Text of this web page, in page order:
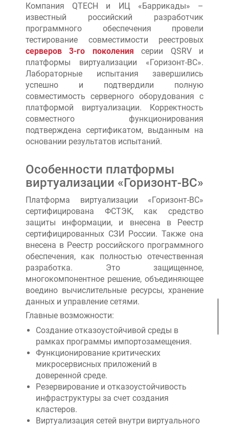
Компания QTECH и ИЦ «Баррикады» –
известный российский разработчик
программного обеспечения провели
тестирование совместимости реестровых
серверов 3-го поколения серии QSRV и
платформы виртуализации «Горизонт-ВС».
Лабораторные испытания завершились
успешно и подтвердили полную
совместимость серверного оборудования с
платформой виртуализации. Корректность
совместного функционирования
подтверждена сертификатом, выданным на
основании результатов испытаний.
Особенности платформы
виртуализации «Горизонт-ВС»
Платформа виртуализации «Горизонт-ВС»
сертифицирована ФСТЭК, как средство
защиты информации, и внесена в Реестр
сертифицированных СЗИ России. Также она
внесена в Реестр российского программного
обеспечения, как полностью отечественная
разработка. Это защищенное,
многокомпонентное решение, объединяющее
воедино вычислительные ресурсы, хранение
данных и управление сетями.
Главные возможности:
Создание отказоустойчивой среды в
рамках программы импортозамещения.
Функционирование критических
микросервисных приложений в
доверенной среде.
Резервирование и отказоустойчивость
инфраструктуры за счет создания
кластеров.
Виртуализация сетей внутри виртуального